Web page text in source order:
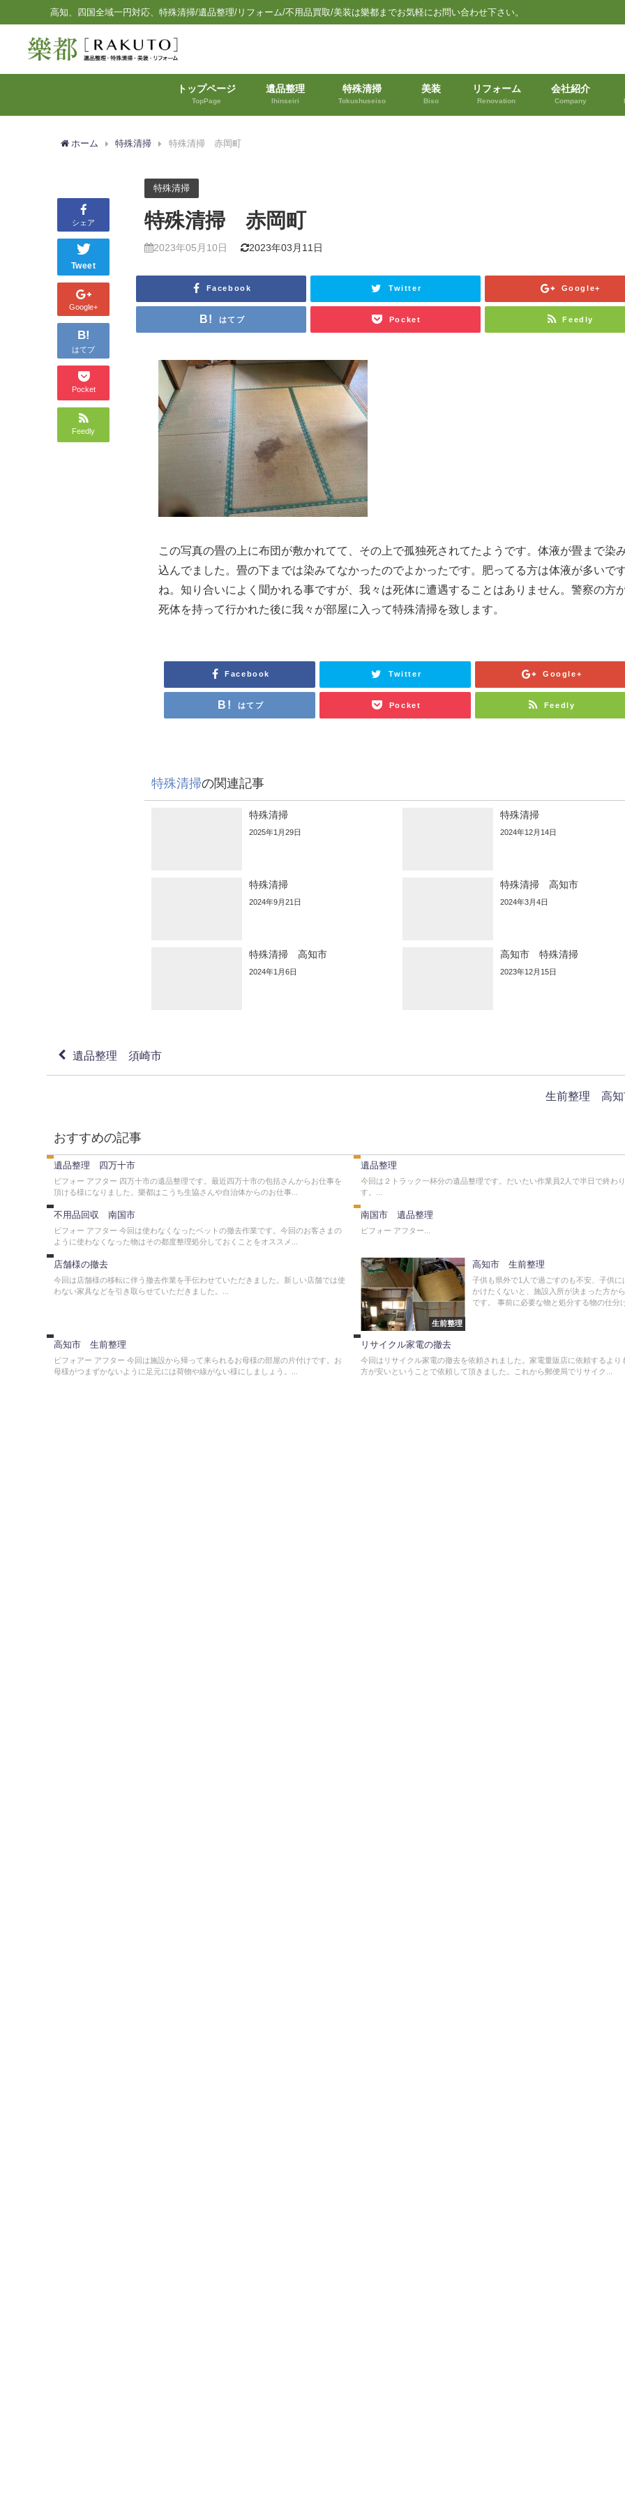
高知、四国全域一円対応、特殊清掃/遺品整理/リフォーム/不用品買取/美装は樂都までお気軽にお問い合わせ下さい。
トップページ
TopPage
遺品整理
Ihinseiri
特殊清掃
Tokushuseiso
美装
Biso
リフォーム
Renovation
会社紹介
Company
ホーム 特殊清掃 特殊清掃 赤岡町
シェア
Tweet
Google+
B!
はてブ
Pocket
Feedly
特殊清掃
特殊清掃 赤岡町
2023年05月10日 2023年03月11日
Facebook Twitter Google+
はてブ Pocket Feedly
この写真の畳の上に布団が敷かれてて、その上で孤独死されてたようです。体液が畳まで染
込んでました。畳の下までは染みてなかったのでよかったです。肥ってる方は体液が多いで
ね。知り合いによく聞かれる事ですが、我々は死体に遭遇することはありません。警察の方
死体を持って行かれた後に我々が部屋に入って特殊清掃を致します。
Facebook Twitter Google+
はてブ Pocket Feedly
特殊清掃の関連記事
特殊清掃
2025年1月29日
特殊清掃
2024年12月14日
特殊清掃
2024年9月21日
特殊清掃 高知市
2024年3月4日
特殊清掃 高知市
2024年1月6日
高知市 特殊清掃
2023年12月15日
遺品整理 須崎市
生前整理 高知
おすすめの記事
遺品整理 四万十市
ビフォー アフター 四万十市の遺品整理です。最近四万十市の包括さんからお仕事を
頂ける様になりました。樂都はこうち生協さんや自治体からのお仕事...
遺品整理
今回は２トラック一杯分の遺品整理です。だいたい作業員2人で半日で終わ
す。...
不
不用品回収 南国市
ビフォー アフター 今回は使わなくなったベットの撤去作業です。今回のお客さまの
ように使わなくなった物はその都度整理処分しておくことをオススメ...
南国市 遺品整理
ビフォー アフター...
不
店舗様の撤去
今回は店舗様の移転に伴う撤去作業を手伝わせていただきました。新しい店舗では使
わない家具などを引き取らせていただきました。...
生前整理
高知市 生前整理
子供も県外で1人で過ごすのも不安、子供に
かけたくないと、施設入所が決まった方か
です。 事前に必要な物と処分する物の仕分
高知市 生前整理
ビフォアー アフター 今回は施設から帰って来られるお母様の部屋の片付けです。お
母様がつまずかないように足元には荷物や線がない様にしましょう。...
リサイクル家電の撤去
今回はリサイクル家電の撤去を依頼されました。家電量販店に依頼するより
方が安いということで依頼して頂きました。これから郵便局でリサイク...